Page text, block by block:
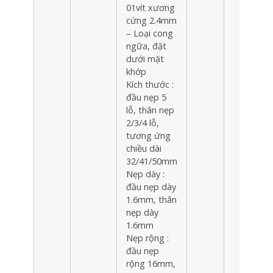
01vít xương
cứng 2.4mm
– Loại cong
ngữa, đặt
dưới mặt
khớp
Kích thước :
đầu nẹp 5
lỗ, thân nẹp
2/3/4 lỗ,
tương ứng
chiều dài
32/41/50mm
Nẹp dày :
đầu nẹp dày
1.6mm, thân
nẹp dày
1.6mm
Nẹp rộng :
đầu nẹp
rộng 16mm,